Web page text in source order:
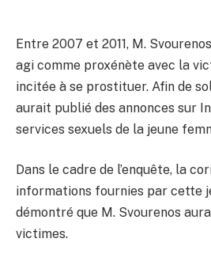
Entre 2007 et 2011, M.
agi comme proxénète avec la
incitée à se prostituer. Afin de
aurait publié des annonces sur
services sexuels de la jeune
Dans le cadre de l’enquête, la
informations fournies par cette
démontré que M. Svourenos
victimes.